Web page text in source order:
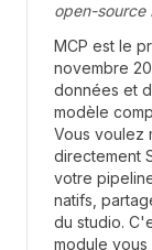
open-source
MCP est le
novembre
données et
modèle
Vous voulez
directement
votre
natifs,
du studio.
module vous